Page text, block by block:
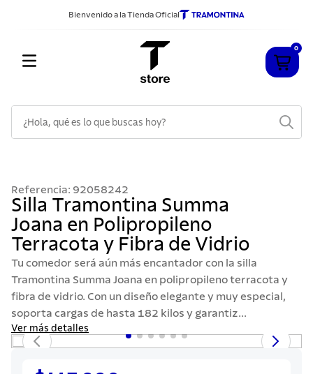
Bienvenido a la Tienda Oficial
0
Referencia: 92058242
Silla Tramontina Summa
Joana en Polipropileno
Terracota y Fibra de Vidrio
Tu comedor será aún más encantador con la silla
Tramontina Summa Joana en polipropileno terracota y
fibra de vidrio. Con un diseño elegante y muy especial,
soporta cargas de hasta 182 kilos y garantiz...
Ver más detalles
2.
sarten
3.
cubiertos
4.
ollas
acero inoxidable
6.
grano
442
solar
cuchillo